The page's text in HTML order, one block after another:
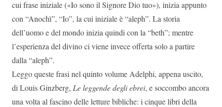
cui frase iniziale («Io sono il Signore Dio tuo»), inizia appunto
con “Anochì”, “Io”, la cui iniziale è “aleph”. La storia
dell’uomo e del mondo inizia quindi con la “beth”; mentre
l’esperienza del divino ci viene invece offerta solo a partire
dalla “aleph”.
Leggo queste frasi nel quinto volume Adelphi, appena uscito,
di Louis Ginzberg, Le leggende degli ebrei, e soccombo ancora
una volta al fascino delle letture bibliche: i cinque libri della